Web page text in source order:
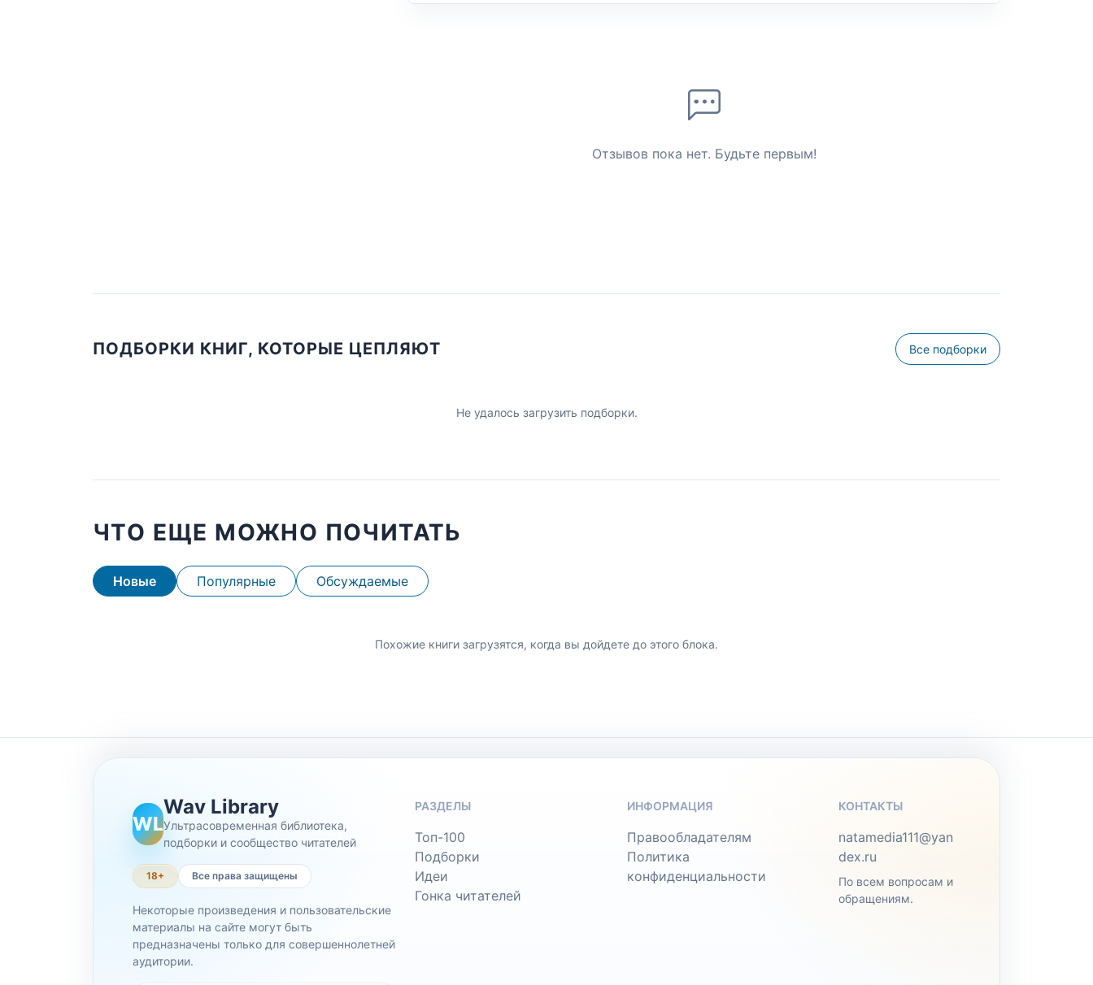
Отзывов пока нет. Будьте первым!
ПОДБОРКИ КНИГ, КОТОРЫЕ ЦЕПЛЯЮТ Все подборки
Не удалось загрузить подборки.
ЧТО ЕЩЕ МОЖНО ПОЧИТАТЬ
Новые Популярные Обсуждаемые
Похожие книги загрузятся, когда вы дойдете до этого блока.
WL
Wav Library
Ультрасовременная библиотека,
подборки и сообщество читателей
18+ Все права защищены
Некоторые произведения и пользовательские
материалы на сайте могут быть
предназначены только для совершеннолетней
аудитории.
РАЗДЕЛЫ
Топ-100
Подборки
Идеи
Гонка читателей
ИНФОРМАЦИЯ
Правообладателям
Политика
конфиденциальности
КОНТАКТЫ
natamedia111@yan
dex.ru
По всем вопросам и
обращениям.